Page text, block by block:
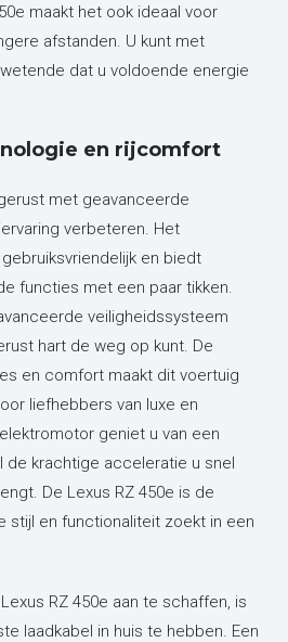
maakt het ook ideaal voor
afstanden. U kunt met
dat u voldoende energie
en rijcomfort
met geavanceerde
verbeteren. Het
en biedt
functies met een paar tikken.
veiligheidssysteem
hart de weg op kunt. De
en comfort maakt dit voertuig
liefhebbers van luxe en
geniet u van een
de krachtige acceleratie u snel
De Lexus RZ 450e is de
stijl en functionaliteit zoekt in een
RZ 450e aan te schaffen, is
laadkabel in huis te hebben. Een